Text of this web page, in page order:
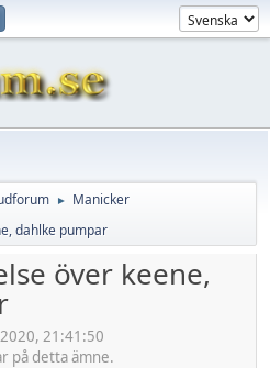
► Manicker
dahlke pumpar
över keene,
21:41:50
på detta ämne.